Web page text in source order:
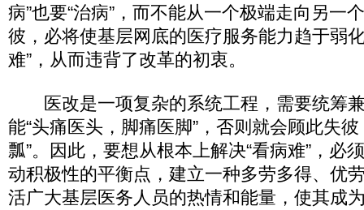
病”也要“治病”，而不能从一个极端走向另一
彼，必将使基层网底的医疗服务能力趋于弱
难”，从而违背了改革的初衷。
医改是一项复杂的系统工程，需要统筹
能“头痛医头，脚痛医脚”，否则就会顾此失
瓢”。因此，要想从根本上解决“看病难”，必
动积极性的平衡点，建立一种多劳多得、优
活广大基层医务人员的热情和能量，使其成